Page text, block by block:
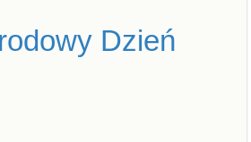
Dzień